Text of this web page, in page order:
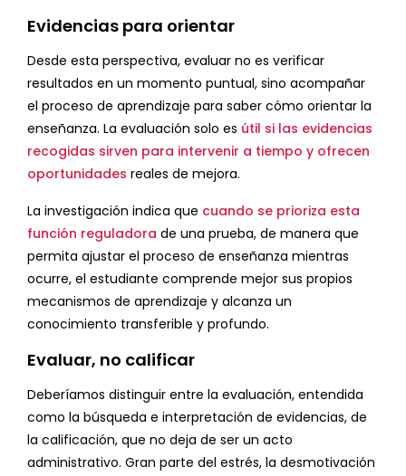
Evidencias para orientar
Desde esta perspectiva, evaluar no es verificar
resultados en un momento puntual, sino acompañar
el proceso de aprendizaje para saber cómo orientar la
enseñanza. La evaluación solo es útil si las evidencias
recogidas sirven para intervenir a tiempo y ofrecen
oportunidades reales de mejora.
La investigación indica que cuando se prioriza esta
función reguladora de una prueba, de manera que
permita ajustar el proceso de enseñanza mientras
ocurre, el estudiante comprende mejor sus propios
mecanismos de aprendizaje y alcanza un
conocimiento transferible y profundo.
Evaluar, no calificar
Deberíamos distinguir entre la evaluación, entendida
como la búsqueda e interpretación de evidencias, de
la calificación, que no deja de ser un acto
administrativo. Gran parte del estrés, la desmotivación